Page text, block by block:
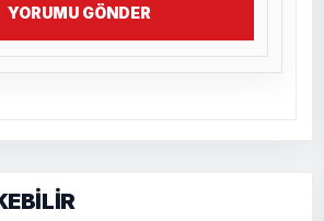
YORUMU GÖNDER